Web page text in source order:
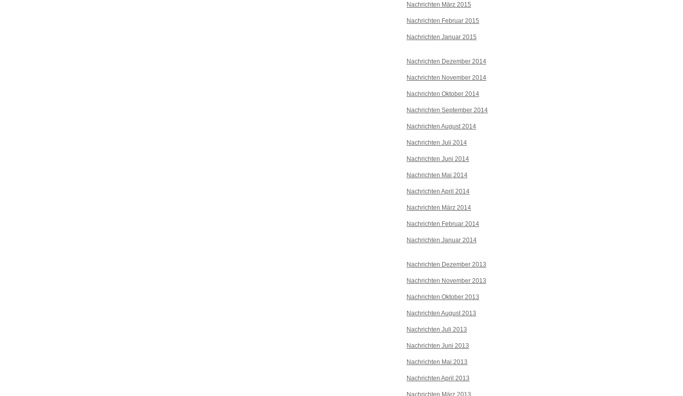
Nachrichten März 2015
Nachrichten Februar 2015
Nachrichten Januar 2015
Nachrichten Dezember 2014
Nachrichten November 2014
Nachrichten Oktober 2014
Nachrichten September 2014
Nachrichten August 2014
Nachrichten Juli 2014
Nachrichten Juni 2014
Nachrichten Mai 2014
Nachrichten April 2014
Nachrichten März 2014
Nachrichten Februar 2014
Nachrichten Januar 2014
Nachrichten Dezember 2013
Nachrichten November 2013
Nachrichten Oktober 2013
Nachrichten August 2013
Nachrichten Juli 2013
Nachrichten Juni 2013
Nachrichten Mai 2013
Nachrichten April 2013
Nachrichten März 2013